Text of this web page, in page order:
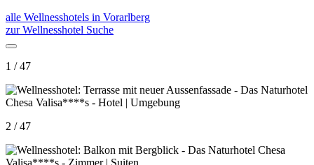
alle Wellnesshotels in Vorarlberg
zur Wellnesshotel Suche
1 / 47
2 / 47